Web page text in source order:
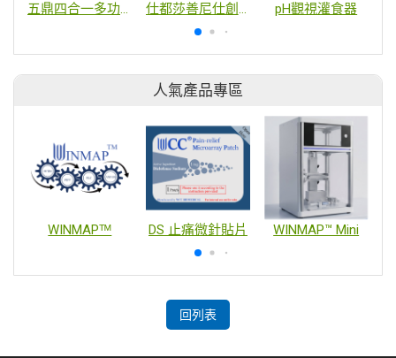
五鼎四合一多功能分析儀 仕都莎善尼仕創傷傷口敷料 pH觀視灌食器
人氣產品專區
WINMAPᵀᴹ DS 止痛微針貼片 WINMAP™ Mini
回列表